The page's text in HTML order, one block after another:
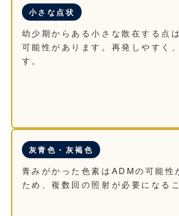
小さな点状
幼少期からある小さな散在する点
可能性があります。再発しやすく
す。
灰青色・灰褐色
青みがかった色素はADMの可能性
ため、複数回の照射が必要になる